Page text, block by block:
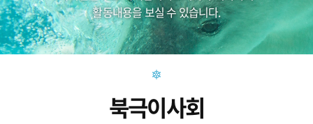
활동내용을 보실 수 있습니다.
북극이사회